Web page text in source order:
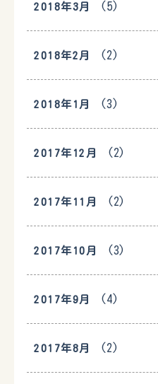
2018年3月 (5)
2018年2月 (2)
2018年1月 (3)
2017年12月 (2)
2017年11月 (2)
2017年10月 (3)
2017年9月 (4)
2017年8月 (2)